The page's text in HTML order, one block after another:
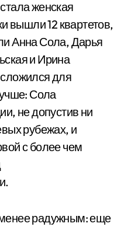
женская
вышли 12 квартетов,
Анна Сола, Дарья
и Ирина
для
Сола
не допустив ни
рубежах, и
с более чем
радужным: еще